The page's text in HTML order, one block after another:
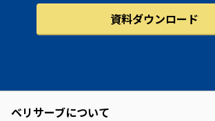
資料ダウンロード
ベリサーブについて